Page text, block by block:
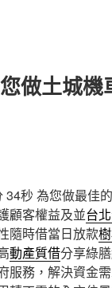
做土城
34秒 為您做最佳
顧客權益及並台
隨時借當日放款
動產質借分享綠
服務，解決資金